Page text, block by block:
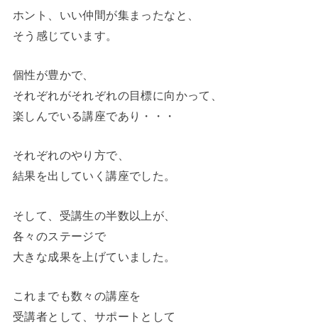
ホント、いい仲間が集まったなと、
そう感じています。
個性が豊かで、
それぞれがそれぞれの目標に向かって、
楽しんでいる講座であり・・・
それぞれのやり方で、
結果を出していく講座でした。
そして、受講生の半数以上が、
各々のステージで
大きな成果を上げていました。
これまでも数々の講座を
受講者として、サポートとして